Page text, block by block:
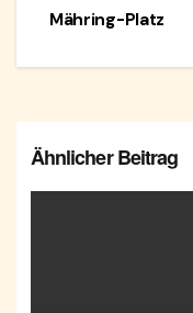
Mähring-Platz
Ähnlicher Beitrag